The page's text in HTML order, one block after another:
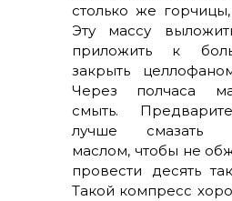
столько же
Эту массу
приложить к
закрыть
Через полчаса
смыть.
лучше смазать
маслом, чтобы не
провести десять
Такой компресс